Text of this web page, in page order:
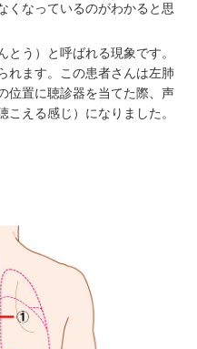
くなっているのがわかると思
う）と呼ばれる現象です。
れます。この患者さんは左肺
位置に聴診器を当てた際、声
える感じ）になりました。